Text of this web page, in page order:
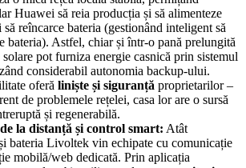
Huawei să reia producția și să alimenteze
reîncarce bateria (gestionând inteligent să
bateria). Astfel, chiar și într-o pană prelungită
pot furniza energie casnică prin sistemul
considerabil autonomia backup-ului.
oferă liniște și siguranță proprietarilor –
de problemele rețelei, casa lor are o sursă
și regenerabilă.
la distanță și control smart: Atât
bateria Livoltek vin echipate cu comunicație
mobilă/web dedicată. Prin aplicația